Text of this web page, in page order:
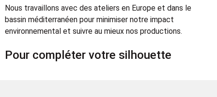
Nous travaillons avec des ateliers en Europe et dans le
bassin méditerranéen pour minimiser notre impact
environnemental et suivre au mieux nos productions.
Pour compléter votre silhouette